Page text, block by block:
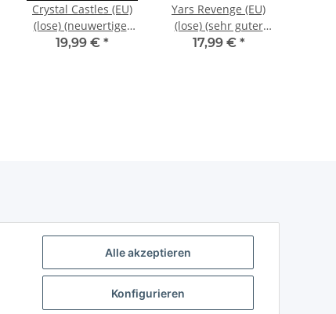
Alle akzeptieren
Konfigurieren
Crystal Castles (EU)
(lose) (neuwertiger
Sammlerzustand) -
19,99 € *
Yars Revenge (EU)
(lose) (sehr guter
Zustand) - Atari 2600
17,99 € *